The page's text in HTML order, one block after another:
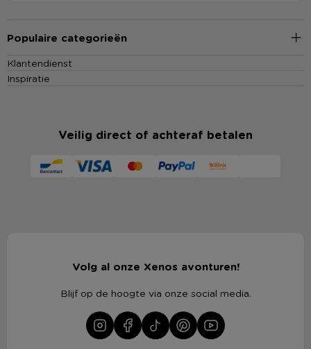
Populaire categorieën
Klantendienst
Inspiratie
Veilig direct of achteraf betalen
Volg al onze Xenos avonturen!
Blijf op de hoogte via onze social media.